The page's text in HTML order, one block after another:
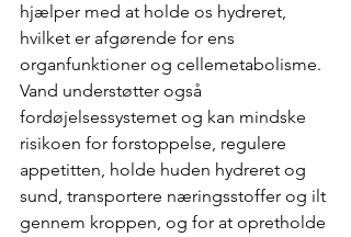
hjælper med at holde os hydreret,
hvilket er afgørende for ens
organfunktioner og cellemetabolisme.
Vand understøtter også
fordøjelsessystemet og kan mindske
risikoen for forstoppelse, regulere
appetitten, holde huden hydreret og
sund, transportere næringsstoffer og ilt
gennem kroppen, og for at opretholde